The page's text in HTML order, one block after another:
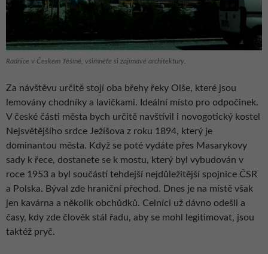
Radnice v Českém Těšíně, všimněte si zajímavé architektury.
Za návštěvu určitě stojí oba břehy řeky Olše, které jsou
lemovány chodníky a lavičkami. Ideální místo pro odpočinek.
V české části města bych určitě navštívil i novogotický kostel
Nejsvětějšího srdce Ježíšova z roku 1894, který je
dominantou města. Když se poté vydáte přes Masarykovy
sady k řece, dostanete se k mostu, který byl vybudován v
roce 1953 a byl součástí tehdejší nejdůležitější spojnice ČSR
a Polska. Býval zde hraniční přechod. Dnes je na místě však
jen kavárna a několik obchůdků. Celníci už dávno odešli a
časy, kdy zde člověk stál řadu, aby se mohl legitimovat, jsou
taktéž pryč.